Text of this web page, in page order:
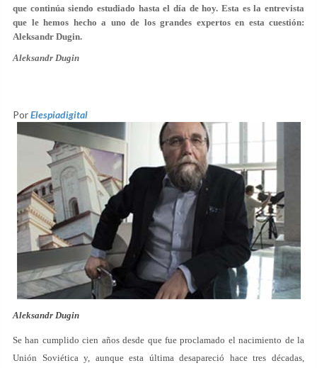
que continúa siendo estudiado hasta el día de hoy. Esta es la entrevista
que le hemos hecho a uno de los grandes expertos en esta cuestión:
Aleksandr Dugin.
Aleksandr Dugin
PorElespiadigital
Aleksandr Dugin
Se han cumplido cien años desde que fue proclamado el nacimiento de la
Unión Soviética y, aunque esta última desapareció hace tres décadas,